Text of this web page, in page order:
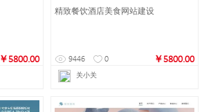
￥5800.00
精致餐饮酒店美食网站建设
9446 0 ￥5800.00
关小关